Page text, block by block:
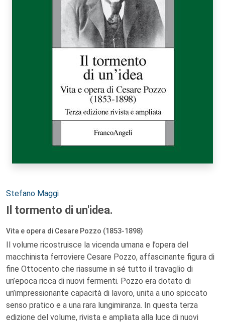
Autori:
Stefano Maggi
Il tormento di un'idea.
Vita e opera di Cesare Pozzo (1853-1898)
Il volume ricostruisce la vicenda umana e l’opera del
macchinista ferroviere Cesare Pozzo, affascinante figura di
fine Ottocento che riassume in sé tutto il travaglio di
un’epoca ricca di nuovi fermenti. Pozzo era dotato di
un’impressionante capacità di lavoro, unita a uno spiccato
senso pratico e a una rara lungimiranza. In questa terza
edizione del volume, rivista e ampliata alla luce di nuovi